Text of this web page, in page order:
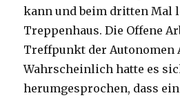
kann und beim dritten Mal
Treppenhaus. Die Offene
Treffpunkt der Autonomen
Wahrscheinlich hatte es
herumgesprochen, dass ein